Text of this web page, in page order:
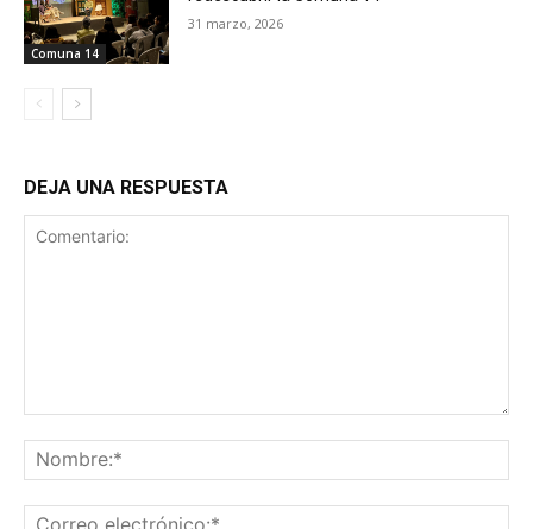
Comuna 14
31 marzo, 2026
DEJA UNA RESPUESTA